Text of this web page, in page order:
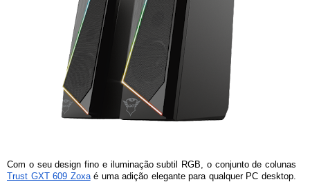
Trust GXT 609 Zoxa é uma adição elegante para qualquer PC desktop.